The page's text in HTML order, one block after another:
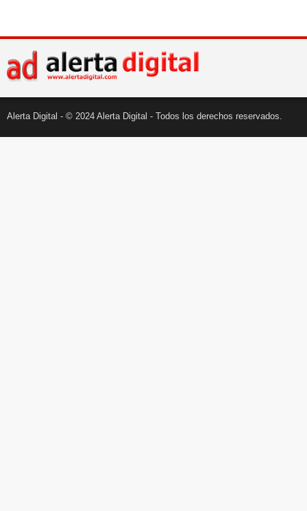
Alerta Digital - © 2024 Alerta Digital - Todos los derechos reservados.